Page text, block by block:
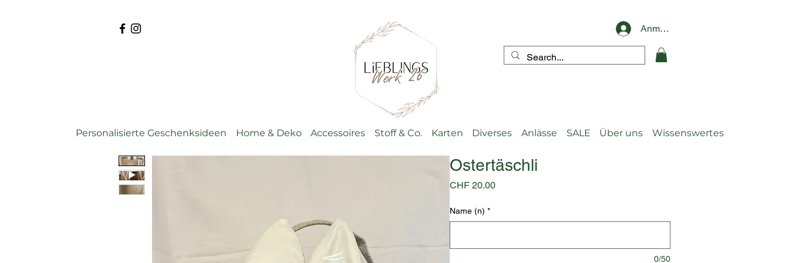
Anmelden
Personalisierte Geschenksideen Home & Deko Accessoires Stoff & Co. Karten Diverses Anlässe SALE Über uns Wissenswertes
Ostertäschli
CHF 20.00Preis
Name (n) *
0/50